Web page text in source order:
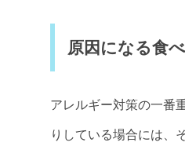
原因になる食
アレルギー対策の一番
りしている場合には、